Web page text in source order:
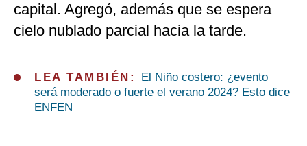
capital. Agregó, además que se espera
cielo nublado parcial hacia la tarde.
LEA TAMBIÉN:
El Niño costero: ¿evento
será moderado o fuerte el verano 2024? Esto dice
ENFEN